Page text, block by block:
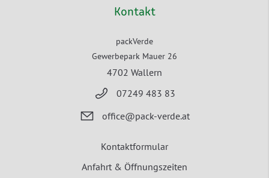
Kontakt
packVerde
Gewerbepark Mauer 26
4702 Wallern
07249 483 83
office@pack-verde.at
Kontaktformular
Anfahrt & Öffnungszeiten